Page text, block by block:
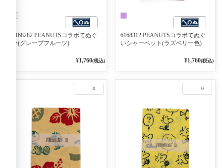
6168282 PEANUTSコラボてぬぐ
い(グレープフルーツ)
¥1,760(税込)
6168312 PEANUTSコラボてぬぐ
いシャーベット(ラズベリー色)
¥1,760(税込)
0 0